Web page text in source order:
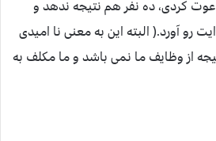
کردی، ده نفر هم نتیجه ندهد و
رو آورد.( البته این به معنی نا امیدی
از وظایف ما نمی باشد و ما مکلف به